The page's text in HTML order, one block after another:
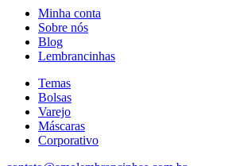
Minha conta
Sobre nós
Blog
Lembrancinhas
Temas
Bolsas
Varejo
Máscaras
Corporativo